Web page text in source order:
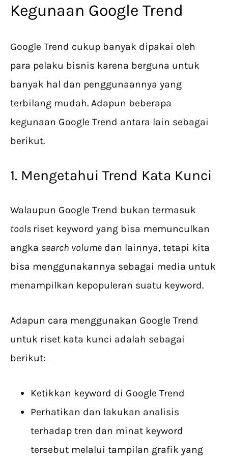
Kegunaan Google Trend
Google Trend cukup banyak dipakai oleh
para pelaku bisnis karena berguna untuk
banyak hal dan penggunaannya yang
terbilang mudah. Adapun beberapa
kegunaan Google Trend antara lain sebagai
berikut.
1. Mengetahui Trend Kata Kunci
Walaupun Google Trend bukan termasuk
tools riset keyword yang bisa memunculkan
angka search volume dan lainnya, tetapi kita
bisa menggunakannya sebagai media untuk
menampilkan kepopuleran suatu keyword.
Adapun cara menggunakan Google Trend
untuk riset kata kunci adalah sebagai
berikut:
Ketikkan keyword di Google Trend
Perhatikan dan lakukan analisis
terhadap tren dan minat keyword
tersebut melalui tampilan grafik yang